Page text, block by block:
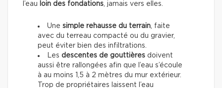
l’eau loin des fondations, jamais vers elles.
Une simple rehausse du terrain, faite
avec du terreau compacté ou du gravier,
peut éviter bien des infiltrations.
Les descentes de gouttières doivent
aussi être rallongées afin que l’eau s’écoule
à au moins 1,5 à 2 mètres du mur extérieur.
Trop de propriétaires laissent l’eau